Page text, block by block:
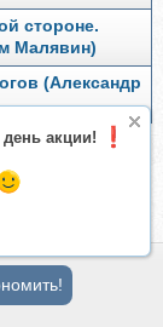
акции!
стороне.
Малявин)
(Александр
таланты (Синди
2018